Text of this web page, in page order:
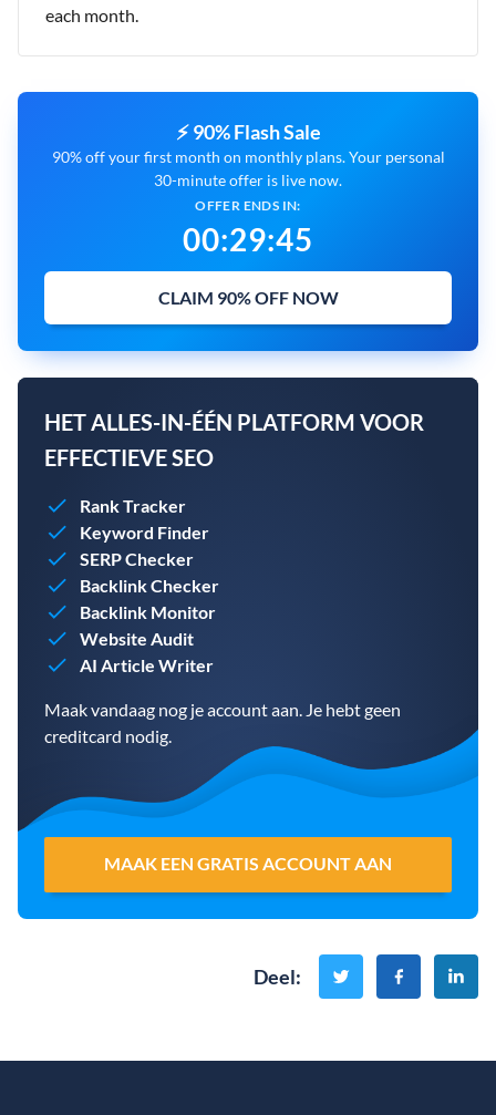
each month.
⚡ 90% Flash Sale
90% off your first month on monthly plans. Your personal
30-minute offer is live now.
OFFER ENDS IN:
00:29:45
CLAIM 90% OFF NOW
HET ALLES-IN-ÉÉN PLATFORM VOOR
EFFECTIEVE SEO
Rank Tracker
Keyword Finder
SERP Checker
Backlink Checker
Backlink Monitor
Website Audit
AI Article Writer
Maak vandaag nog je account aan. Je hebt geen
creditcard nodig.
MAAK EEN GRATIS ACCOUNT AAN
Deel: